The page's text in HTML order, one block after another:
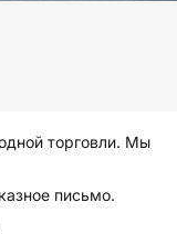
торговли. Мы
письмо.